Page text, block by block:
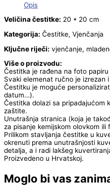
Opis
Veličina čestitke: 20 * 20 cm
Kategorija: Čestitke, Vjenčanja
Ključne riječi: vjenčanje,
Više o proizvodu:
Čestitka je rađena na foto
Svaki elemenat ručno je izrezan
Čestitku je moguće
datum…).
Čestitka dolazi sa pripadajućom
zaštite.
Unutrašnja stranica (koja je
za pisanje kemijskom olovkom
Prilikom stavljanja čestitke u
okrenuti prema unutrašnjosti
detalja, a i radi lakšeg
Proizvedeno u Hrvatskoj.
Moglo bi vas